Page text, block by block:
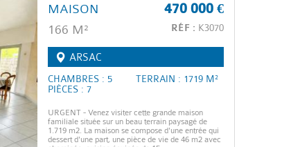
470 000 €
RÉF : K3070
MAISON
166 M²
ARSAC
CHAMBRES : 5
TERRAIN : 1719 M²
PIÈCES : 7
URGENT - Venez visiter cette grande maison
familiale située sur un beau terrain paysagé de
1.719 m2. La maison se compose d'une entrée qui
dessert d'une part, une pièce de vie de 46 m2 avec